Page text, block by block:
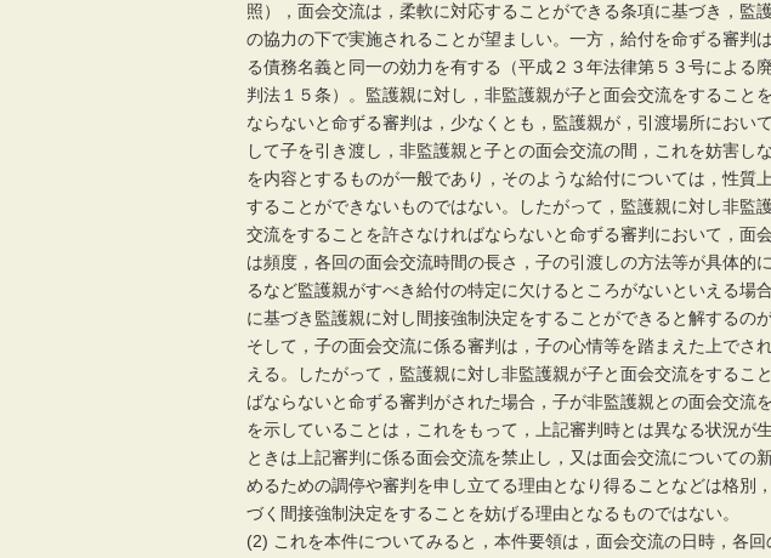
照），面会交流は，柔軟に対応することができる条項に基づき，監
の協力の下で実施されることが望ましい。一方，給付を命ずる審判
る債務名義と同一の効力を有する（平成２３年法律第５３号による
判法１５条）。監護親に対し，非監護親が子と面会交流をすること
ならないと命ずる審判は，少なくとも，監護親が，引渡場所におい
して子を引き渡し，非監護親と子との面会交流の間，これを妨害し
を内容とするものが一般であり，そのような給付については，性質
することができないものではない。したがって，監護親に対し非監
交流をすることを許さなければならないと命ずる審判において，面
は頻度，各回の面会交流時間の長さ，子の引渡しの方法等が具体的
るなど監護親がすべき給付の特定に欠けるところがないといえる場
に基づき監護親に対し間接強制決定をすることができると解するのが
そして，子の面会交流に係る審判は，子の心情等を踏まえた上でさ
える。したがって，監護親に対し非監護親が子と面会交流をするこ
ばならないと命ずる審判がされた場合，子が非監護親との面会交流
を示していることは，これをもって，上記審判時とは異なる状況が
ときは上記審判に係る面会交流を禁止し，又は面会交流についての
めるための調停や審判を申し立てる理由となり得ることなどは格別
づく間接強制決定をすることを妨げる理由となるものではない。
(2) これを本件についてみると，本件要領は，面会交流の日時，各回